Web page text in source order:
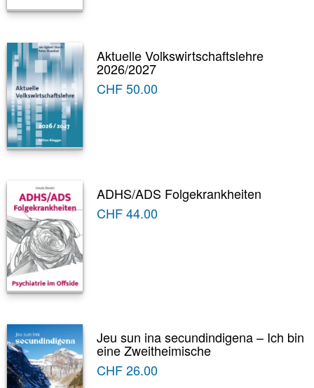
Aktuelle Volkswirtschaftslehre
2026/2027
CHF50.00
ADHS/ADS Folgekrankheiten
CHF44.00
Jeu sun ina secundindigena – Ich bin
eine Zweitheimische
CHF26.00